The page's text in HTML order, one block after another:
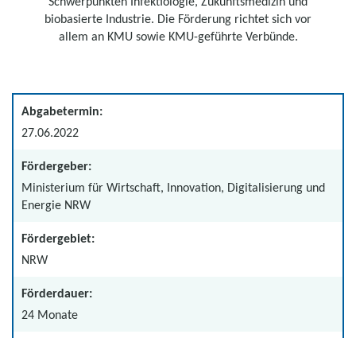
biobasierte Industrie. Die Förderung richtet sich vor
allem an KMU sowie KMU-geführte Verbünde.
Abgabetermin:
27.06.2022
Fördergeber:
Ministerium für Wirtschaft, Innovation, Digitalisierung und
Energie NRW
Fördergebiet:
NRW
Förderdauer:
24 Monate